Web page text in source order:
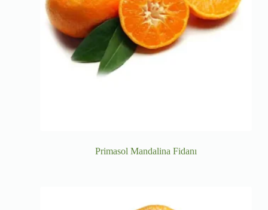
Primasol Mandalina Fidanı